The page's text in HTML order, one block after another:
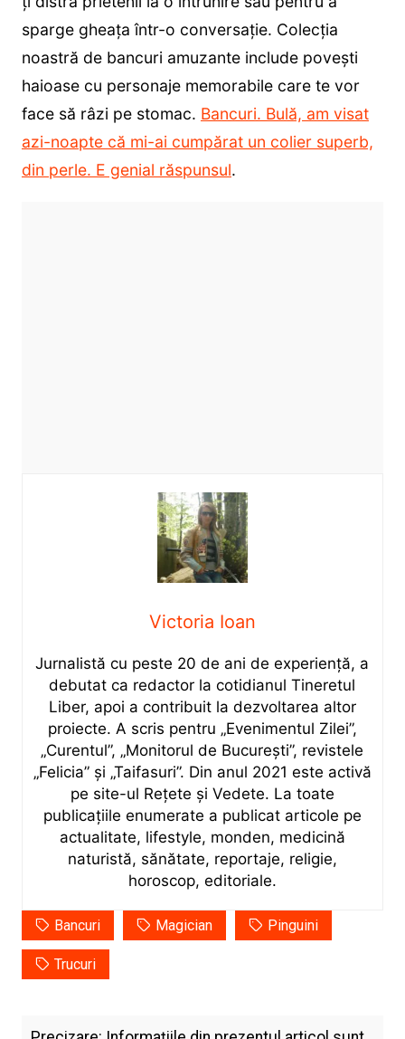
sparge gheața într-o conversație. Colecția
noastră de bancuri amuzante include povești
haioase cu personaje memorabile care te vor
face să râzi pe stomac. Bancuri. Bulă, am visat
azi-noapte că mi-ai cumpărat un colier superb,
din perle. E genial răspunsul.
Victoria Ioan
Jurnalistă cu peste 20 de ani de experiență, a
debutat ca redactor la cotidianul Tineretul
Liber, apoi a contribuit la dezvoltarea altor
proiecte. A scris pentru „Evenimentul Zilei”,
„Curentul”, „Monitorul de București”, revistele
„Felicia” și „Taifasuri”. Din anul 2021 este activă
pe site-ul Rețete și Vedete. La toate
publicațiile enumerate a publicat articole pe
actualitate, lifestyle, monden, medicină
naturistă, sănătate, reportaje, religie,
horoscop, editoriale.
Bancuri Magician Pinguini
Trucuri